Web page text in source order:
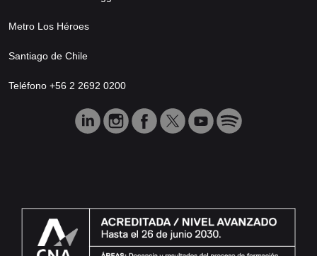
Metro Los Héroes
Santiago de Chile
Teléfono +56 2 2692 0200